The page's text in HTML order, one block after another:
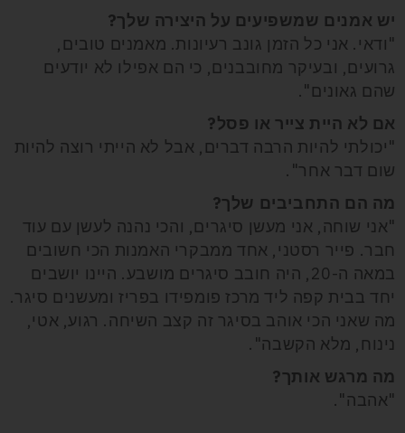
יש אמנים שמשפיעים על היצירה שלך?
"ודאי. אני כל הזמן גונב רעיונות. מאמנים טובים,
גרועים, ובעיקר מחובבנים, כי הם אפילו לא יודעים
שהם גאונים".
אם לא היית צייר או פסל?
"יכולתי להיות הרבה דברים, אבל לא הייתי רוצה להיות
שום דבר אחר".
מה הם התחביבים שלך?
"אני שוחה, אני מעשן סיגרים, והכי נהנה לעשן עם עוד
חבר. פייר רסטני, אחד ממבקרי האמנות הכי חשובים
במאה ה-20, היה חובב סיגרים מושבע. היינו יושבים
יחד בבית קפה ליד מרכז פומפידו בפריז ומעשנים סיגר.
מה שאני הכי אוהב בסיגר זה קצב השיחה. רגוע, אטי,
נינוח, מלא הקשבה".
מה מרגש אותך?
"אהבה".